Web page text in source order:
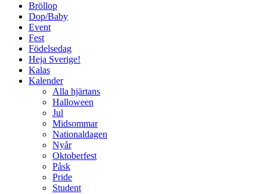
Bröllop
Dop/Baby
Event
Fest
Födelsedag
Heja Sverige!
Kalas
Kalender
Alla hjärtans
Halloween
Jul
Midsommar
Nationaldagen
Nyår
Oktoberfest
Påsk
Pride
Student